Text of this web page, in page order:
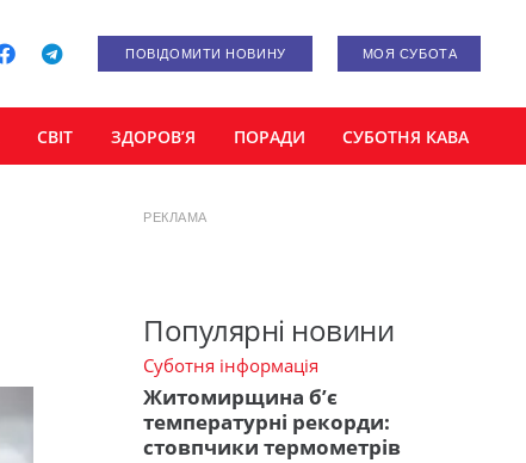
ПОВІДОМИТИ НОВИНУ МОЯ СУБОТА
СВІТ ЗДОРОВ’Я ПОРАДИ СУБОТНЯ КАВА
РЕКЛАМА
Популярні новини
Суботня інформація
Житомирщина б’є
температурні рекорди:
стовпчики термометрів